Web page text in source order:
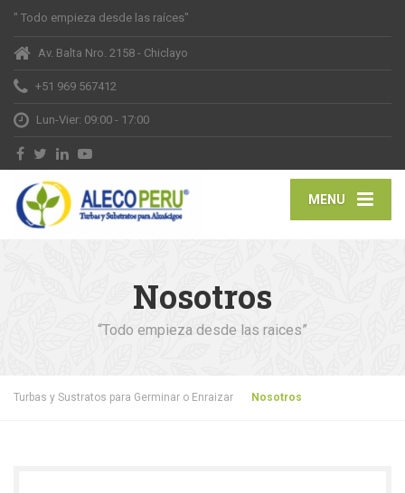
" Todo empieza desde las raíces"
Av. Balta Nro. 2158 - Chiclayo
+51 969 567412
Lun-Vier: 09:00 - 17:00
MENU
Nosotros
“Todo empieza desde las raices”
Turbas y Sustratos para Germinar o Enraizar Nosotros